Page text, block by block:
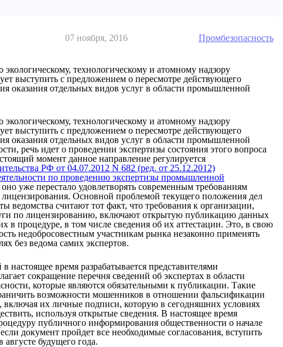
07 ноября, 2016 Промбезопасность
экологическому, технологическому и атомному надзору
выступить с предложением о пересмотре действующего
оказания отдельных видов услуг в области промышленной
экологическому, технологическому и атомному надзору
выступить с предложением о пересмотре действующего
оказания отдельных видов услуг в области промышленной
речь идет о проведении экспертизы состояния этого вопроса
момент данное направление регулируется
РФ от 04.07.2012 N 682 (ред. от 25.12.2012)
по проведению экспертизы промышленной
оно уже перестало удовлетворять современным требованиям
лицензирования. Основной проблемой текущего положения дел
ведомства считают тот факт, что требования к организации,
по лицензированию, включают открытую публикацию данных
в процедуре, в том числе сведения об их аттестации. Это, в свою
недобросовестным участникам рынка незаконно применять
без ведома самих экспертов.
настоящее время разрабатывается представителями
сокращение перечня сведений об экспертах в области
которые являются обязательными к публикации. Такие
возможности мошенников в отношении фальсификации
включая их личные подписи, которую в сегодняшних условиях
используя открытые сведения. В настоящее время
публичного информирования общественности о начале
документ пройдет все необходимые согласования, вступить
будущего года.